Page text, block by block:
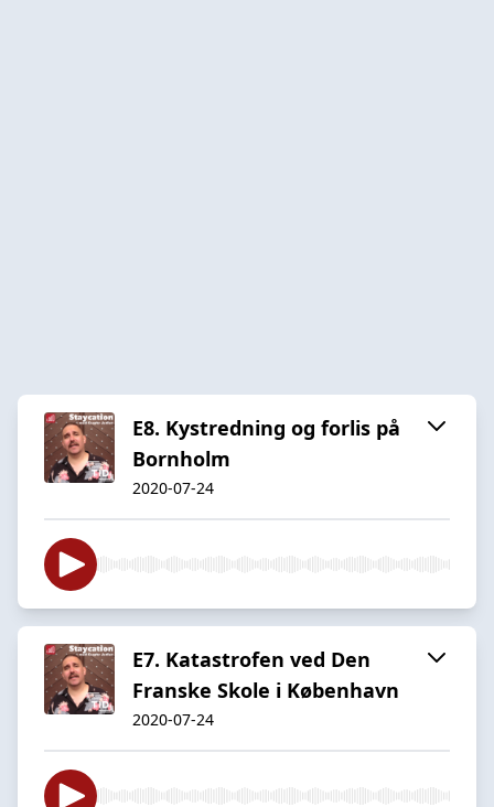
E8. Kystredning og forlis på
Bornholm
2020-07-24
E7. Katastrofen ved Den
Franske Skole i København
2020-07-24